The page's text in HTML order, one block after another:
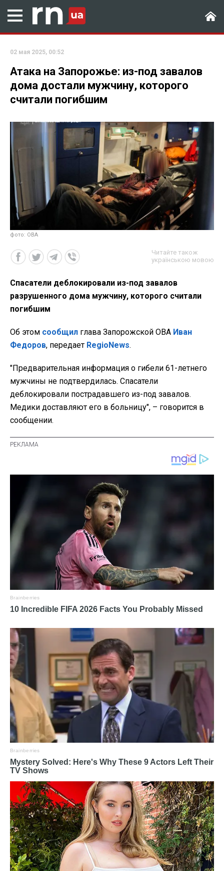
02 мая 2025, 00:52
Атака на Запорожье: из-под завалов
дома достали мужчину, которого
считали погибшим
фото: ОВА
Читайте також
українською мовою
Спасатели деблокировали из-под завалов
разрушенного дома мужчину, которого считали
погибшим
Об этом сообщил глава Запорожской ОВА Иван
Федоров, передает RegioNews.
"Предварительная информация о гибели 61-летнего
мужчины не подтвердилась. Спасатели
деблокировали пострадавшего из-под завалов.
Медики доставляют его в больницу", – говорится в
сообщении.